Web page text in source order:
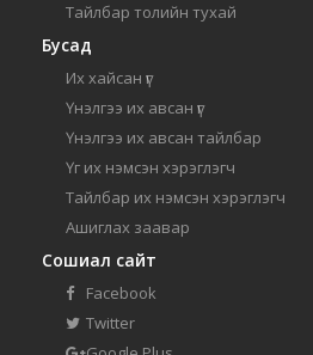
Тайлбар толийн тухай
Бусад
Их хайсан үг
Үнэлгээ их авсан үг
Үнэлгээ их авсан тайлбар
Үг их нэмсэн хэрэглэгч
Тайлбар их нэмсэн хэрэглэгч
Ашиглах заавар
Сошиал сайт
Facebook
Twitter